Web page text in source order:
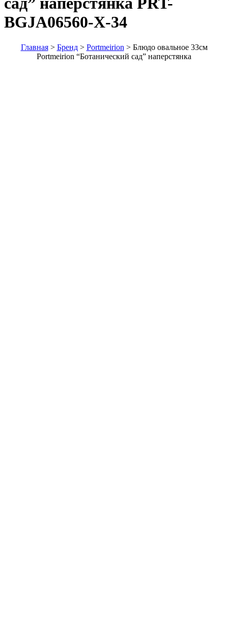
BGJA06560-X-34
Главная> Бренд> Portmeirion > Блюдо овальное 33см
Portmeirion “Ботанический сад” наперстянка